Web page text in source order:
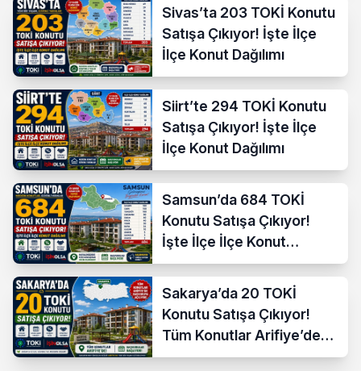
Sivas’ta 203 TOKİ Konutu
Satışa Çıkıyor! İşte İlçe
İlçe Konut Dağılımı
Siirt’te 294 TOKİ Konutu
Satışa Çıkıyor! İşte İlçe
İlçe Konut Dağılımı
Samsun’da 684 TOKİ
Konutu Satışa Çıkıyor!
İşte İlçe İlçe Konut
Dağılımı
Sakarya’da 20 TOKİ
Konutu Satışa Çıkıyor!
Tüm Konutlar Arifiye’de
Başvuruya Açılıyor